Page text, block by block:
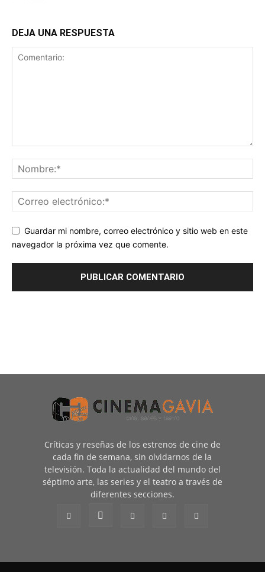
DEJA UNA RESPUESTA
Guardar mi nombre, correo electrónico y sitio web en este
navegador la próxima vez que comente.
Críticas y reseñas de los estrenos de cine de
cada fin de semana, sin olvidarnos de la
televisión. Toda la actualidad del mundo del
séptimo arte, las series y el teatro a través de
diferentes secciones.